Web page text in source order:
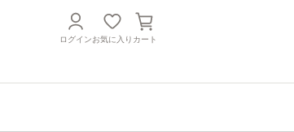
ログインお気に入り カート